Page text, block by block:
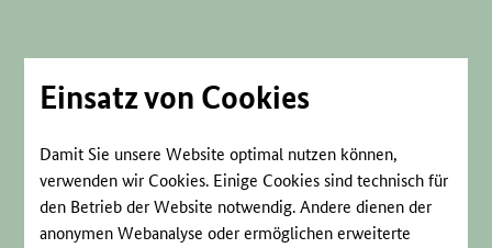
Einsatz von Cookies
Damit Sie unsere Website optimal nutzen können,
verwenden wir Cookies. Einige Cookies sind technisch für
den Betrieb der Website notwendig. Andere dienen der
anonymen Webanalyse oder ermöglichen erweiterte